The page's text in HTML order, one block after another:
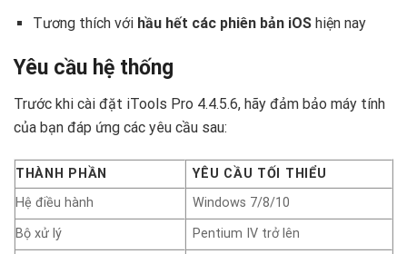
Tương thích với hầu hết các phiên bản iOShiện nay
Yêu cầu hệ thống
Trước khi cài đặt iTools Pro 4.4.5.6, hãy đảm bảo máy tính
của bạn đáp ứng các yêu cầu sau:
THÀNH PHẦN
YÊU CẦU TỐI THIỂU
Hệ điều hành
Windows 7/8/10
Bộ xử lý
Pentium IV trở lên